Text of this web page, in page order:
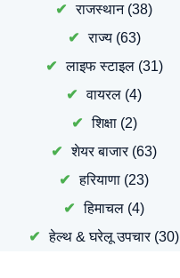
राजस्थान(38)
राज्य(63)
लाइफ स्टाइल(31)
वायरल (4)
शिक्षा(2)
शेयर बाजार(63)
हरियाणा (23)
हिमाचल (4)
हेल्थ & घरेलू उपचार(30)